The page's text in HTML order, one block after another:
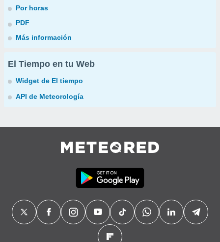
Por horas
PDF
Más información
El Tiempo en tu Web
Widget de El tiempo
API de Meteorología